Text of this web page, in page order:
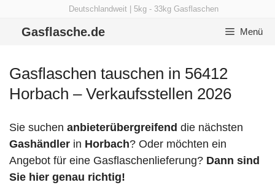
Deutschlandweit | 5kg - 33kg Gasflaschen
Gasflasche.de Menü
Gasflaschen tauschen in 56412
Horbach – Verkaufsstellen 2026
Sie suchen anbieterübergreifend die nächsten
Gashändler in Horbach? Oder möchten ein
Angebot für eine Gasflaschenlieferung? Dann sind
Sie hier genau richtig!